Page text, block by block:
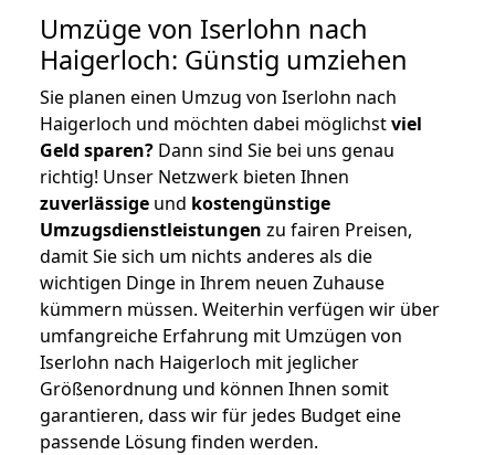
Umzüge von Iserlohn nach
Haigerloch: Günstig umziehen
Sie planen einen Umzug von Iserlohn nach
Haigerloch und möchten dabei möglichstviel
Geld sparen? Dann sind Sie bei uns genau
richtig! Unser Netzwerk bieten Ihnen
zuverlässige und kostengünstige
Umzugsdienstleistungen zu fairen Preisen,
damit Sie sich um nichts anderes als die
wichtigen Dinge in Ihrem neuen Zuhause
kümmern müssen. Weiterhin verfügen wir über
umfangreiche Erfahrung mit Umzügen von
Iserlohn nach Haigerloch mit jeglicher
Größenordnung und können Ihnen somit
garantieren, dass wir für jedes Budget eine
passende Lösung finden werden.